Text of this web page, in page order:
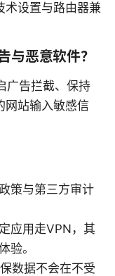
术设置与路由器兼
与恶意软件？
广告拦截、保持
网站输入敏感信
策与第三方审计
应用走VPN，其
验。
数据不会在不受